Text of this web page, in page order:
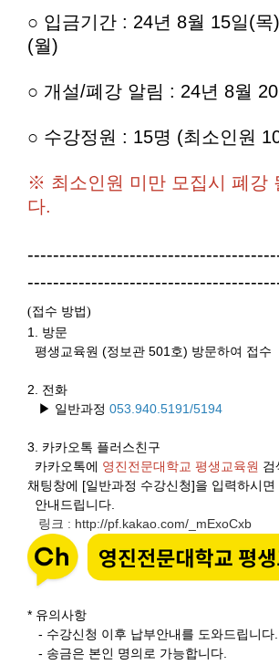
○ 입금기간 : 24년 8월 15일(목
(월)
○ 개설/폐강 알림 : 24년 8월
○ 수강정원 : 15명 (최소인원
※ 최소인원 미만 모집시 폐강
다.
(접수 방법)
1. 방문
평생교육원 (정보관 501호) 방문하여 접수
2. 전화
▶ 일반과정 053.940.5191/5194
3. 카카오톡 플러스친구
카카오톡에 영진전문대학교 평생교육원 검
채팅창에 [일반과정 수강신청]을 입력하시면
안내드립니다.
링크 : http://pf.kakao.com/_mExoCxb
* 유의사항
- 수강신청 이후 납부안내를 도와드립니다.
- 송금은 본인 명의로 가능합니다.